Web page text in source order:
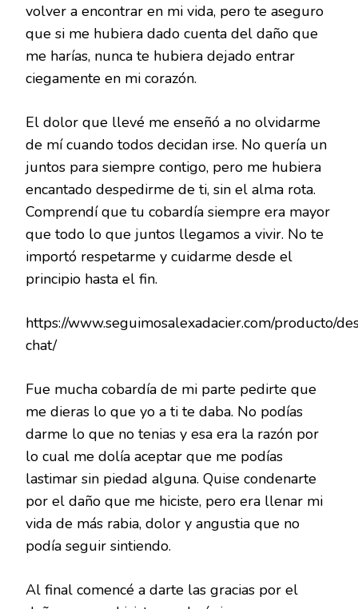
volver a encontrar en mi vida, pero te aseguro
que si me hubiera dado cuenta del daño que
me harías, nunca te hubiera dejado entrar
ciegamente en mi corazón.
El dolor que llevé me enseñó a no olvidarme
de mí cuando todos decidan irse. No quería un
juntos para siempre contigo, pero me hubiera
encantado despedirme de ti, sin el alma rota.
Comprendí que tu cobardía siempre era mayor
que todo lo que juntos llegamos a vivir. No te
importó respetarme y cuidarme desde el
principio hasta el fin.
https://www.seguimosalexadacier.com/producto/
chat/
Fue mucha cobardía de mi parte pedirte que
me dieras lo que yo a ti te daba. No podías
darme lo que no tenias y esa era la razón por
lo cual me dolía aceptar que me podías
lastimar sin piedad alguna. Quise condenarte
por el daño que me hiciste, pero era llenar mi
vida de más rabia, dolor y angustia que no
podía seguir sintiendo.
Al final comencé a darte las gracias por el